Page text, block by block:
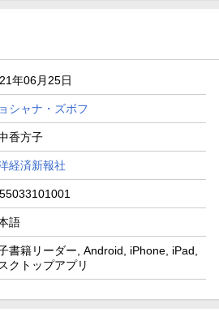
年06月25日
シャナ・ズボフ
香方子
経済新報社
語
書籍リーダー, Android, iPhone, iPad,
クトップアプリ